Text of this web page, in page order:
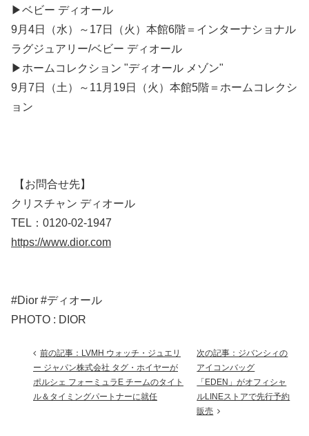
▶ベビー ディオール
9月4日（水）～17日（火）本館6階＝インターナショナル
ラグジュアリー/ベビー ディオール
▶ホームコレクション "ディオール メゾン"
9月7日（土）～11月19日（火）本館5階＝ホームコレクシ
ョン
【お問合せ先】
クリスチャン ディオール
TEL：0120-02-1947
https://www.dior.com
#Dior #ディオール
PHOTO : DIOR
前の記事：LVMH ウォッチ・ジュエリ
ー ジャパン株式会社 タグ・ホイヤーが
ポルシェ フォーミュラE チームのタイト
ル＆タイミングパートナーに就任
次の記事：ジバンシィの
アイコンバッグ
「EDEN」がオフィシャ
ルLINEストアで先行予約
販売